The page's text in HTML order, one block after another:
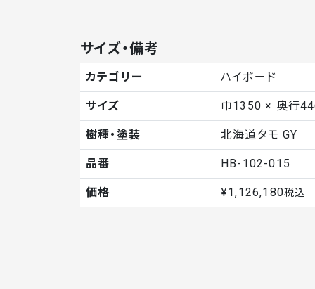
サイズ・備考
カテゴリー ハイボード
サイズ 巾1350 × 奥行
樹種・塗装 北海道タモ GY
品番 HB-102-015
価格 ¥1,126,180税込